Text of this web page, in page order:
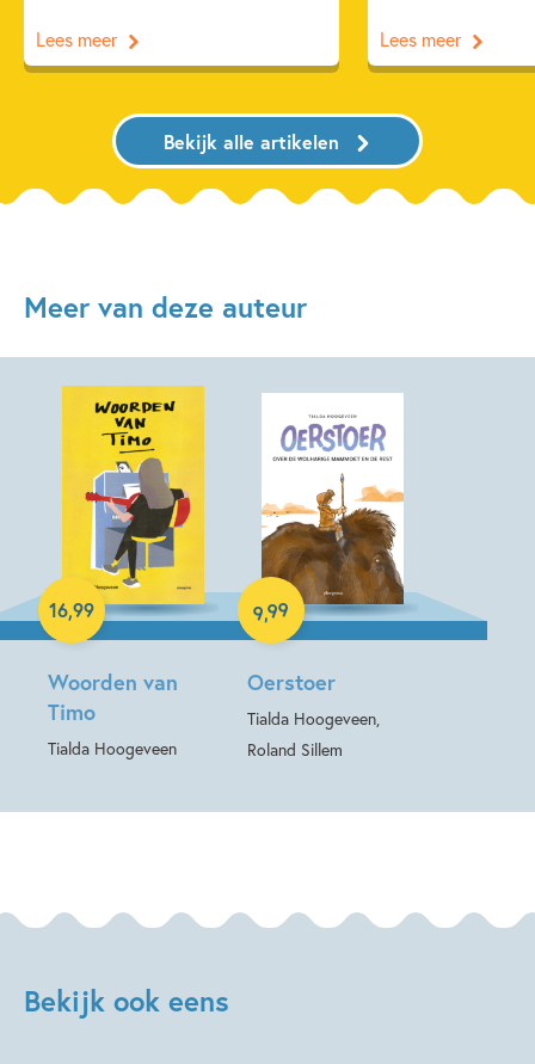
Lees meer Lees meer
Bekijk alle artikelen
Meer van deze auteur
Woorden van
Timo
Tialda Hoogeveen
16,99
Paperback
Oerstoer
Tialda Hoogeveen,
Roland Sillem
9,99
E-book
Bekijk ook eens